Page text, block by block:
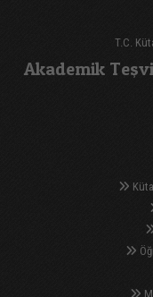
T.C.
Akademik